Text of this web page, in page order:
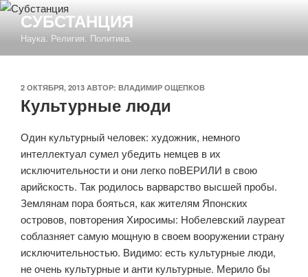
Перейти
содержимому
СУБСТАНЦИЯ
Наука. Религия. Политика.
ОПУБЛИКОВАНО
2 ОКТЯБРЯ, 2013 АВТОР: ВЛАДИМИР ОЩЕПКОВ
Культурные люди
Один культурный человек: художник, немного
интеллектуал сумел убедить немцев в их
исключительности и они легко поВЕРИЛИ в свою
арийскость. Так родилось варварство высшей пробы.
Землянам пора бояться, как жителям Японских
островов, повторения Хиросимы: Нобелевский лауреат
соблазняет самую мощную в своем вооружении страну
исключительностью. Видимо: есть культурные люди,
не очень культурные и анти культурные. Мерило бы